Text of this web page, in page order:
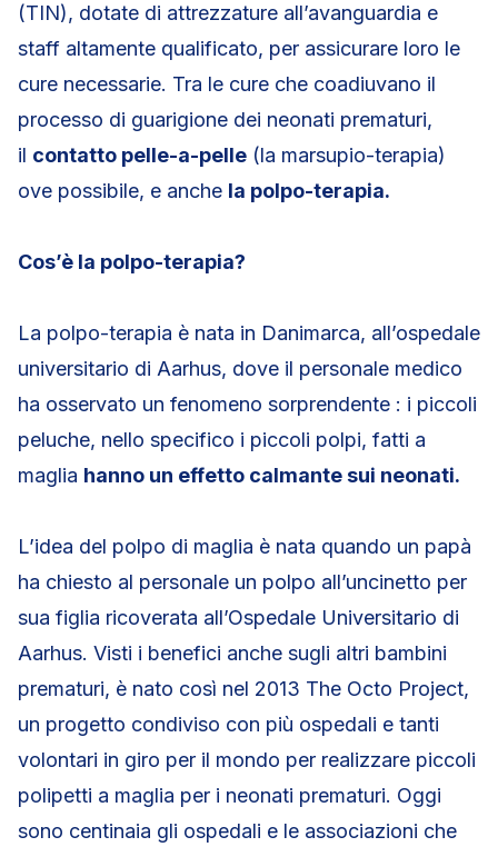
(TIN), dotate di attrezzature all’avanguardia e
staff altamente qualificato, per assicurare loro le
cure necessarie. Tra le cure che coadiuvano il
processo di guarigione dei neonati prematuri,
il contatto pelle-a-pelle (la marsupio-terapia)
ove possibile, e anche la polpo-terapia.
Cos’è la polpo-terapia?
La polpo-terapia è nata in Danimarca, all’ospedale
universitario di Aarhus, dove il personale medico
ha osservato un fenomeno sorprendente : i piccoli
peluche, nello specifico i piccoli polpi, fatti a
maglia hanno un effetto calmante sui neonati.
L’idea del polpo di maglia è nata quando un papà
ha chiesto al personale un polpo all’uncinetto per
sua figlia ricoverata all’Ospedale Universitario di
Aarhus. Visti i benefici anche sugli altri bambini
prematuri, è nato così nel 2013 The Octo Project,
un progetto condiviso con più ospedali e tanti
volontari in giro per il mondo per realizzare piccoli
polipetti a maglia per i neonati prematuri. Oggi
sono centinaia gli ospedali e le associazioni che